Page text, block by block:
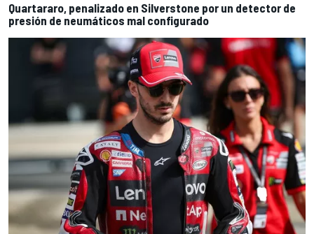
Quartararo, penalizado en Silverstone por un detector de
presión de neumáticos mal configurado